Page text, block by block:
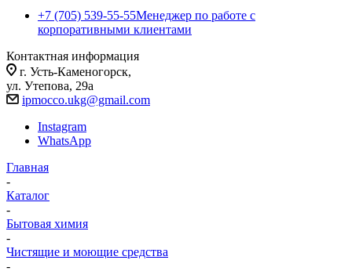
+7 (705) 539-55-55Менеджер по работе с
корпоративными клиентами
Контактная информация
г. Усть-Каменогорск,
ул. Утепова, 29а
ipmocco.ukg@gmail.com
Instagram
WhatsApp
Главная
-
Каталог
-
Бытовая химия
-
Чистящие и моющие средства
-